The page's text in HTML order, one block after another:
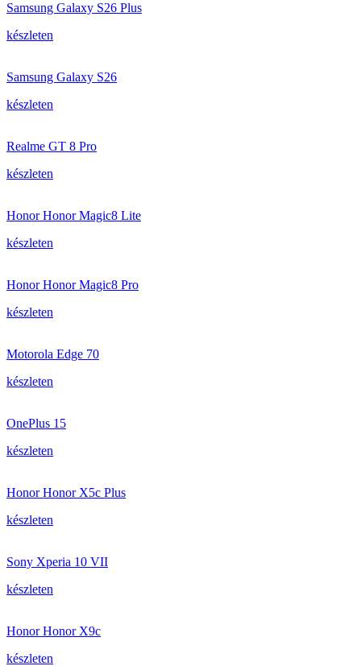
Samsung Galaxy S26 Plus
készleten
Samsung Galaxy S26
készleten
Realme GT 8 Pro
készleten
Honor Honor Magic8 Lite
készleten
Honor Honor Magic8 Pro
készleten
Motorola Edge 70
készleten
OnePlus 15
készleten
Honor Honor X5c Plus
készleten
Sony Xperia 10 VII
készleten
Honor Honor X9c
készleten